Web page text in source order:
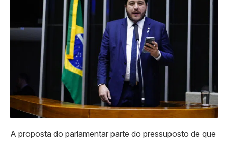
A proposta do parlamentar parte do pressuposto de que